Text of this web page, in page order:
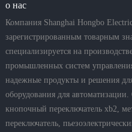
службы кнопочных
выключателей в промышленных
о нас
Компания Shanghai Hongbo
зарегистрированным товарным
специализируется на
промышленных систем
надежные продукты и решения
оборудования для
кнопочный переключатель xb2,
переключатель,